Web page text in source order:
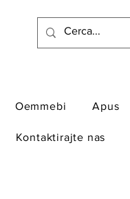
Oemmebi Apus
Kontaktirajte nas